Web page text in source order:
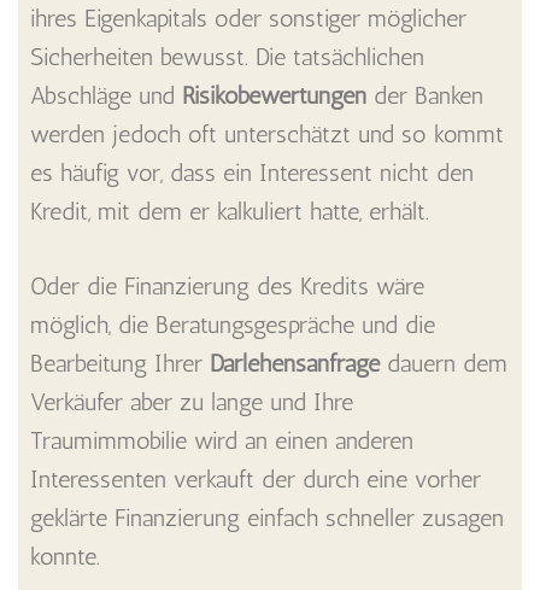
ihres Eigenkapitals oder sonstiger möglicher
Sicherheiten bewusst. Die tatsächlichen
Abschläge und Risikobewertungen der Banken
werden jedoch oft unterschätzt und so kommt
es häufig vor, dass ein Interessent nicht den
Kredit, mit dem er kalkuliert hatte, erhält.
Oder die Finanzierung des Kredits wäre
möglich, die Beratungsgespräche und die
Bearbeitung Ihrer Darlehensanfragedauern dem
Verkäufer aber zu lange und Ihre
Traumimmobilie wird an einen anderen
Interessenten verkauft der durch eine vorher
geklärte Finanzierung einfach schneller zusagen
konnte.